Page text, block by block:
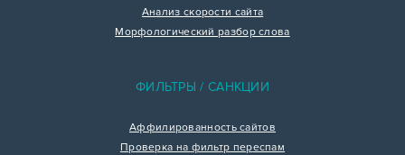
Анализ скорости сайта
Морфологический разбор слова
ФИЛЬТРЫ / САНКЦИИ
Аффилированность сайтов
Проверка на фильтр переспам